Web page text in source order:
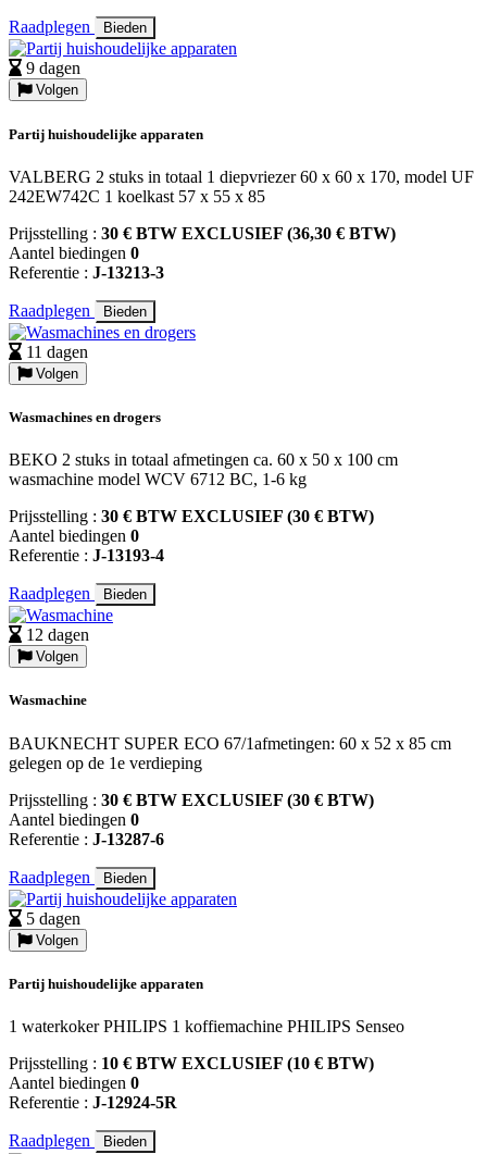
Raadplegen Bieden
9 dagen
Volgen
Partij huishoudelijke apparaten
VALBERG 2 stuks in totaal 1 diepvriezer 60 x 60 x 170, model UF
242EW742C 1 koelkast 57 x 55 x 85
Prijsstelling : 30 € BTW EXCLUSIEF (36,30 € BTW)
Aantel biedingen 0
Referentie : J-13213-3
Raadplegen Bieden
11 dagen
Volgen
Wasmachines en drogers
BEKO 2 stuks in totaal afmetingen ca. 60 x 50 x 100 cm
wasmachine model WCV 6712 BC, 1-6 kg
Prijsstelling : 30 € BTW EXCLUSIEF (30 € BTW)
Aantel biedingen 0
Referentie : J-13193-4
Raadplegen Bieden
12 dagen
Volgen
Wasmachine
BAUKNECHT SUPER ECO 67/1afmetingen: 60 x 52 x 85 cm
gelegen op de 1e verdieping
Prijsstelling : 30 € BTW EXCLUSIEF (30 € BTW)
Aantel biedingen 0
Referentie : J-13287-6
Raadplegen Bieden
5 dagen
Volgen
Partij huishoudelijke apparaten
1 waterkoker PHILIPS 1 koffiemachine PHILIPS Senseo
Prijsstelling : 10 € BTW EXCLUSIEF (10 € BTW)
Aantel biedingen 0
Referentie : J-12924-5R
Raadplegen Bieden